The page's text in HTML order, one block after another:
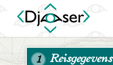
1 Reisgegevens